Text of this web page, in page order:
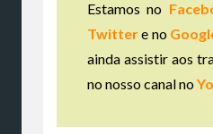
Estamos no
Twittere no
ainda assistir aos
no nosso canal no